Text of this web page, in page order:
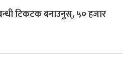
टिकटक बनाउनुस्, ५० हजार